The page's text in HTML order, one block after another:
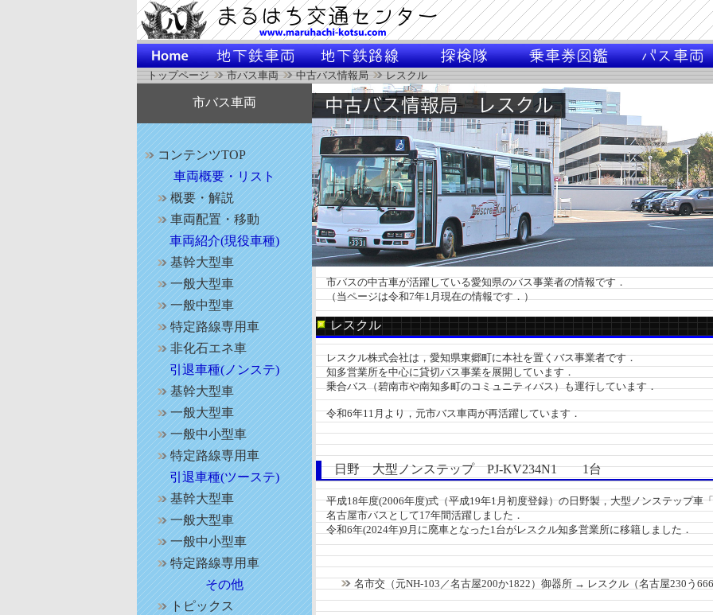
トップページ 市バス車両 中古バス情報局 レスクル
市バス車両
コンテンツTOP
車両概要・リスト
概要・解説
車両配置・移動
車両紹介(現役車種)
基幹大型車
一般大型車
一般中型車
特定路線専用車
非化石エネ車
引退車種(ノンステ)
基幹大型車
一般大型車
一般中小型車
特定路線専用車
引退車種(ツーステ)
基幹大型車
一般大型車
一般中小型車
特定路線専用車
その他
トピックス
市バスの中古車が活躍している愛知県のバス事業者の情報です．
（当ページは令和7年1月現在の情報です．）
レスクル
レスクル株式会社は，愛知県東郷町に本社を置くバス事業者です．
知多営業所を中心に貸切バス事業を展開しています．
乗合バス（碧南市や南知多町のコミュニティバス）も運行しています．
令和6年11月より，元市バス車両が再活躍しています．
日野 大型ノンステップ PJ-KV234N1 1台
平成18年度(2006年度)式（平成19年1月初度登録）の日野製，大型ノンステップ車
名古屋市バスとして17年間活躍しました．
令和6年(2024年)9月に廃車となった1台がレスクル知多営業所に移籍しました．
名市交（元NH-103／名古屋200か1822）御器所 → レスクル（名古屋230う